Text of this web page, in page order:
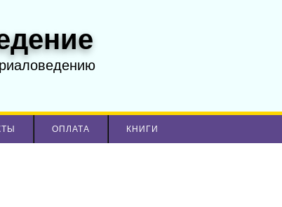
ОПЛАТА КНИГИ